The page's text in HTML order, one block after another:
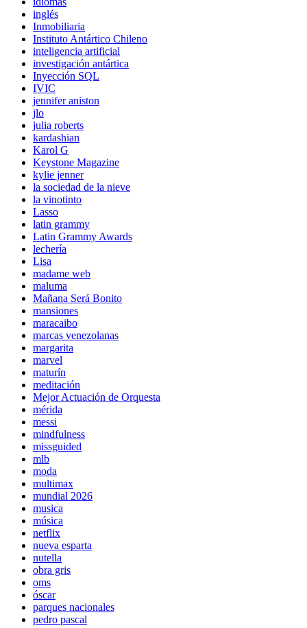
inglés
Inmobiliaria
Instituto Antártico Chileno
inteligencia artificial
investigación antártica
Inyección SQL
IVIC
jennifer aniston
jlo
julia roberts
kardashian
Karol G
Keystone Magazine
kylie jenner
la sociedad de la nieve
la vinotinto
Lasso
latin grammy
Latin Grammy Awards
lechería
Lisa
madame web
maluma
Mañana Será Bonito
mansiones
maracaibo
marcas venezolanas
margarita
marvel
maturín
meditación
Mejor Actuación de Orquesta
mérida
messi
mindfulness
missguided
mlb
moda
multimax
mundial 2026
musica
música
netflix
nueva esparta
nutella
obra gris
oms
óscar
parques nacionales
pedro pascal